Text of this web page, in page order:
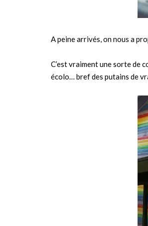
A peine arrivés, on nous a
C’est vraiment une sorte de
écolo… bref des putains de